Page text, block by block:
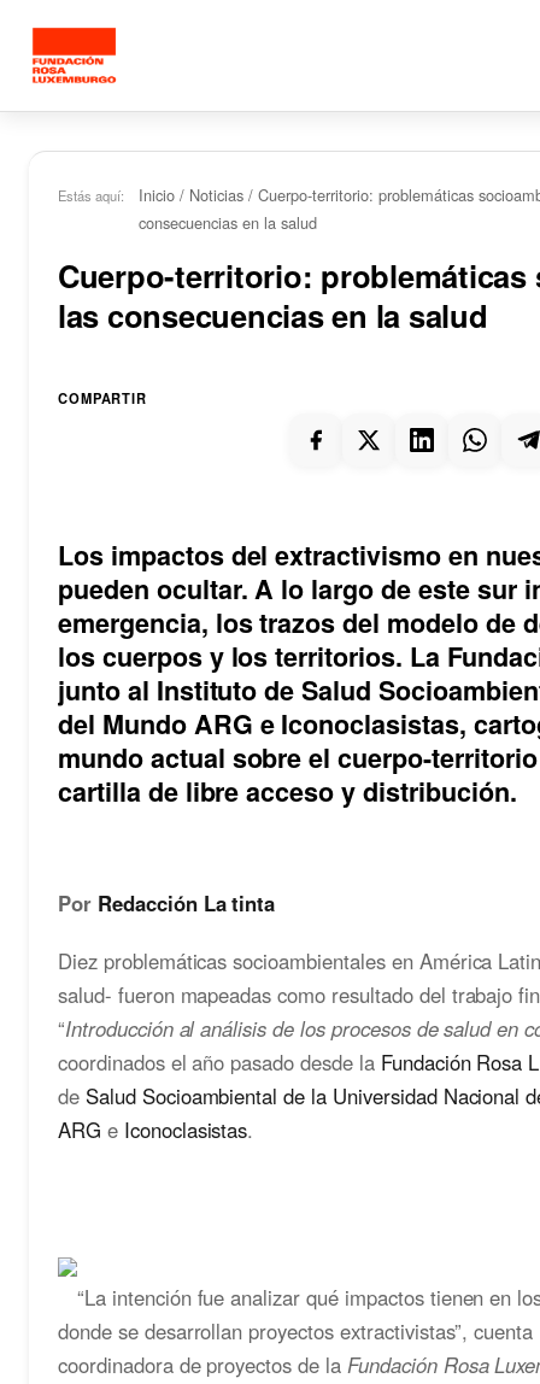
Estás aquí: Inicio / Noticias / Cuerpo-territorio: problemáticas
consecuencias en la salud
Cuerpo-territorio: problemáticas
las consecuencias en la salud
COMPARTIR
Los impactos del extractivismo en
pueden ocultar. A lo largo de este sur
emergencia, los trazos del modelo de
los cuerpos y los territorios. La
junto al Instituto deSalud
del Mundo ARG e Iconoclasistas,
mundo actual sobre el cuerpo-
cartilla de libre acceso y distribución.
Por Redacción La tinta
Diez problemáticas socioambientales en América
salud- fueron mapeadas como resultado del trabajo
“Introducción al análisis de los procesos de salud en
coordinados el año pasado desde la Fundación Rosa
de Salud Socioambiental de la Universidad Nacional
ARG e Iconoclasistas.
“La intención fue analizar qué impactos tienen en
donde se desarrollan proyectos extractivistas”,
coordinadora de proyectos de la Fundación Rosa